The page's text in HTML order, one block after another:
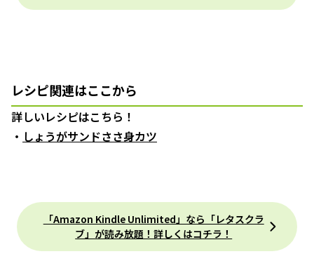
レシピ関連はここから
詳しいレシピはこちら！
・ しょうがサンドささ身カツ
「Amazon Kindle Unlimited」なら「レタスクラ
ブ」が読み放題！詳しくはコチラ！